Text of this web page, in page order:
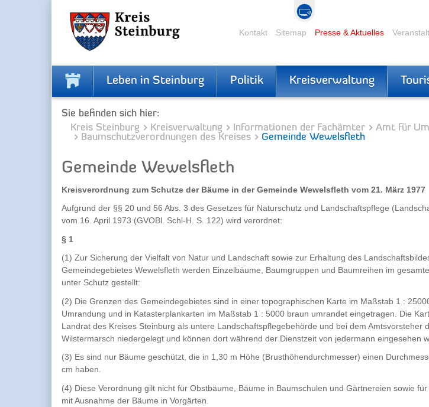
Kontakt Sitemap Presse & Aktuelles
Leben in Steinburg Politik Kreisverwaltung
Sie befinden sich hier:
Kreis Steinburg
Kreisverwaltung Informationen der Fachämter Amt für
Baumschutzverordnungen des Kreises
Gemeinde Wewelsfleth
Gemeinde Wewelsfleth
Kreisverordnung zum Schutze der Bäume in der Gemeinde Wewelsfleth vom 21. März 1977
Aufgrund der §§ 20 und 56 Abs. 3 des Gesetzes für Naturschutz und Landschaftspflege
vom 16. April 1973 (GVOBl. Schl-H. S. 122) wird verordnet:
§ 1
(1) Zur Sicherung der Vielfalt von Natur und Landschaft sowie zur Erhaltung des
Gemeindegebietes Wewelsfleth werden Einzelbäume, Baumgruppen und Baumreihen im
unter Schutz gestellt:
(2) Die Grenzen des Gemeindegebietes sind in einer topographischen Karte im Maßstab 1 :
Umrandung und in Katasterplankarten im Maßstab 1 : 5000 braun umrandet eingetragen. Die
Landrat des Kreises Steinburg als untere Landschaftspflegebehörde und bei dem Amtsvorsteher
Wilstermarsch niedergelegt und können dort während der Dienstzeit von jedermann eingesehen
(3) Es sind nur Bäume geschützt, die in 1,30 m Höhe (Brusthöhendurchmesser) einen
cm haben.
(4) Diese Verordnung gilt nicht für Obstbäume, Bäume in Baumschulen und Gärtnereien sowie
mit Ausnahme der Bäume in Vorgärten.